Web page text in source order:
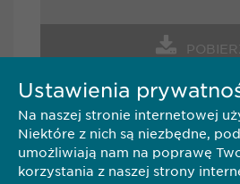
KONTAKT
Ustawienia
Na naszej stronie internetowej
Niektóre z nich są niezbędne,
umożliwiają nam na poprawę
korzystania z naszej strony